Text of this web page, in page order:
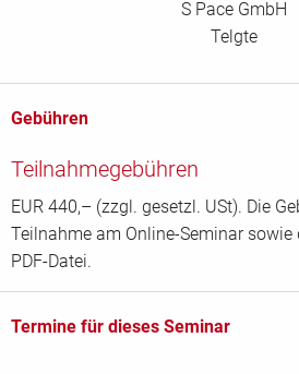
S Pace GmbH
Telgte
Gebühren
Teilnahmegebühren
EUR 440,– (zzgl. gesetzl. USt). Die
Teilnahme am Online-Seminar
PDF-Datei.
Termine für dieses Seminar